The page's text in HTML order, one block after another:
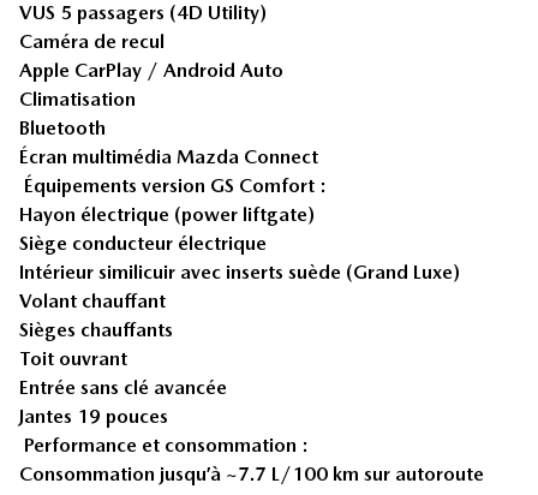
VUS 5 passagers (4D Utility)
Caméra de recul
Apple CarPlay / Android Auto
Climatisation
Bluetooth
Écran multimédia Mazda Connect
Équipements version GS Comfort :
Hayon électrique (power liftgate)
Siège conducteur électrique
Intérieur similicuir avec inserts suède (Grand Luxe)
Volant chauffant
Sièges chauffants
Toit ouvrant
Entrée sans clé avancée
Jantes 19 pouces
Performance et consommation :
Consommation jusqu’à ~7.7 L/100 km sur autoroute